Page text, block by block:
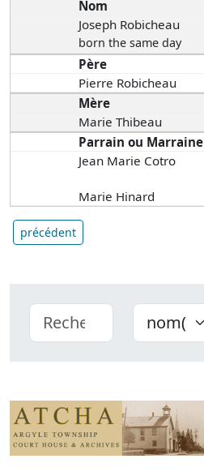
Nom
Joseph Robicheau
born the same day
Père
Pierre Robicheau
Mère
Marie Thibeau
Parrain ou Marraine
Jean Marie Cotro
Marie Hinard
précédent